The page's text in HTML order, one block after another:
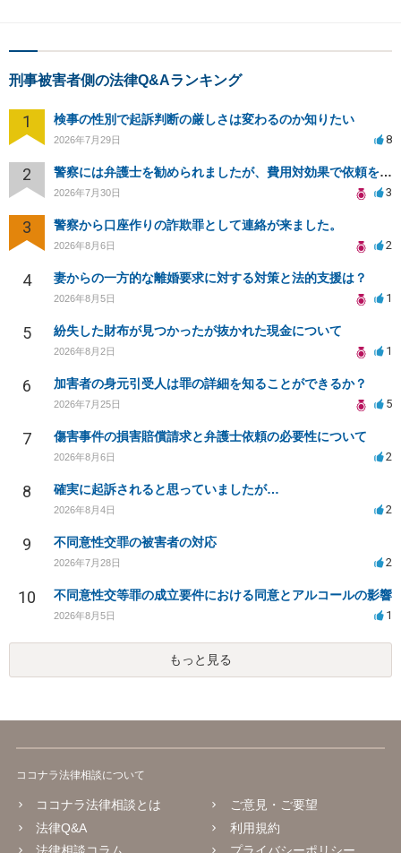
刑事被害者側の法律Q&Aランキング
1 検事の性別で起訴判断の厳しさは変わるのか知りたい
2026年7月29日 8
2 警察には弁護士を勧められましたが、費用対効果で依頼をすることを躊躇しています。
2026年7月30日 3
3 警察から口座作りの詐欺罪として連絡が来ました。
2026年8月6日 2
4 妻からの一方的な離婚要求に対する対策と法的支援は？
2026年8月5日 1
5 紛失した財布が見つかったが抜かれた現金について
2026年8月2日 1
6 加害者の身元引受人は罪の詳細を知ることができるか？
2026年7月25日 5
7 傷害事件の損害賠償請求と弁護士依頼の必要性について
2026年8月6日 2
8 確実に起訴されると思っていましたが…
2026年8月4日 2
9 不同意性交罪の被害者の対応
2026年7月28日 2
10 不同意性交等罪の成立要件における同意とアルコールの影響
2026年8月5日 1
もっと見る
ココナラ法律相談について
ココナラ法律相談とは
法律Q&A
ご意見・ご要望
利用規約